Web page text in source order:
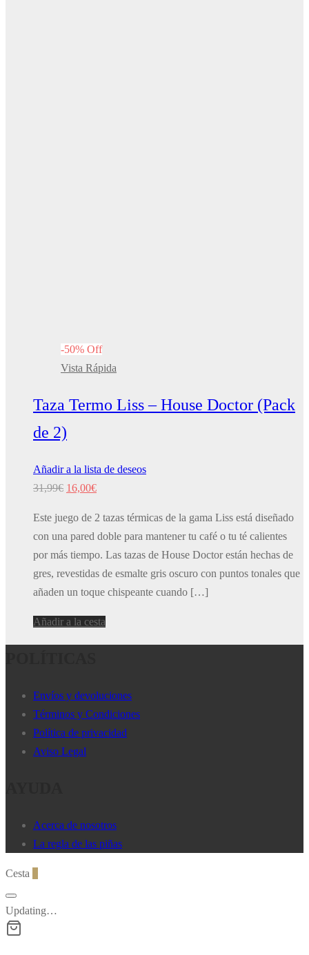
-50% Off
Vista Rápida
Taza Termo Liss – House Doctor (Pack
de 2)
Añadir a la lista de deseos
31,99€ El
original
era:
31,99€.
16,00€El
actual
es:
16,00€.
Este juego de 2 tazas térmicas de la gama Liss está diseñado
con una pared doble para mantener tu café o tu té calientes
por más tiempo. Las tazas de House Doctor están hechas de
gres, revestidas de esmalte gris oscuro con puntos tonales que
añaden un toque chispeante cuando […]
Añadir a la cesta
Envíos y devoluciones
Términos y Condiciones
Política de privacidad
Aviso Legal
Acerca de nosotros
La regla de las piñas
Cesta
Updating…